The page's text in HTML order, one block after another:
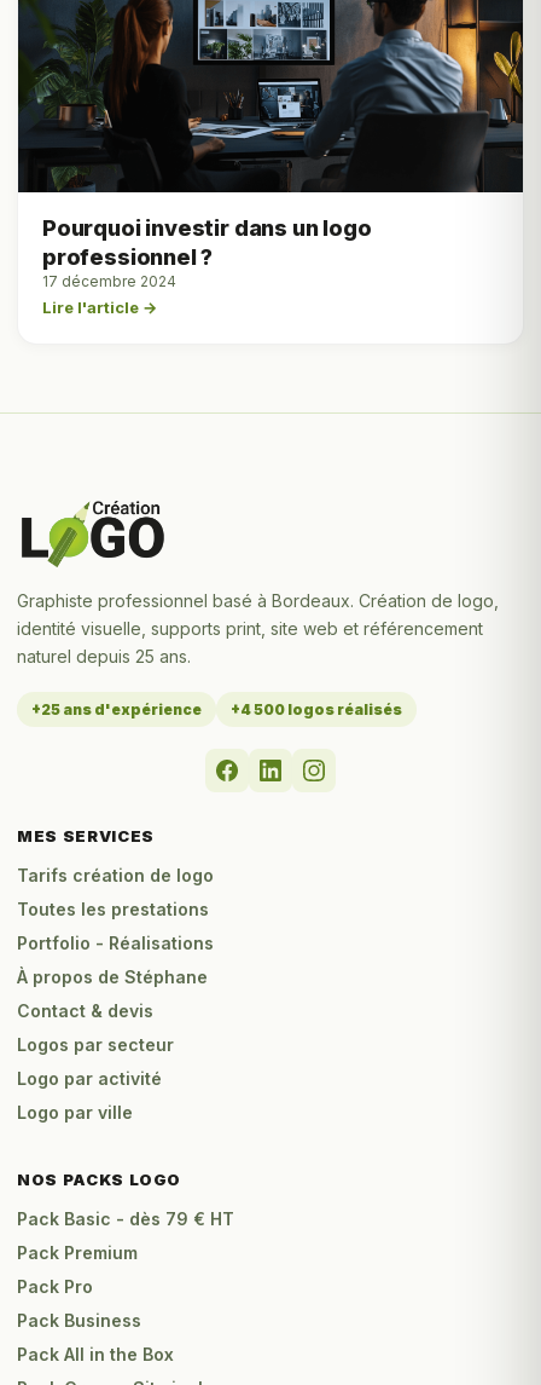
Pourquoi investir dans un logo
professionnel ?
17 décembre 2024
Lire l'article →
Graphiste professionnel basé à Bordeaux. Création de logo,
identité visuelle, supports print, site web et référencement
naturel depuis 25 ans.
+25 ans d'expérience +4 500 logos réalisés
MES SERVICES
Tarifs création de logo
Toutes les prestations
Portfolio - Réalisations
À propos de Stéphane
Contact & devis
Logos par secteur
Logo par activité
Logo par ville
NOS PACKS LOGO
Pack Basic - dès 79 € HT
Pack Premium
Pack Pro
Pack Business
Pack All in the Box